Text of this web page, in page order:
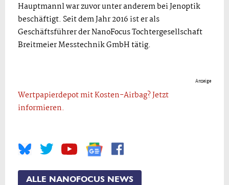
Hauptmannl war zuvor unter anderem bei Jenoptik
beschäftigt. Seit dem Jahr 2016 ist er als
Geschäftsführer der NanoFocus Tochtergesellschaft
Breitmeier Messtechnik GmbH tätig.
Anzeige
Wertpapierdepot mit Kosten-Airbag? Jetzt
informieren.
ALLE NANOFOCUS NEWS